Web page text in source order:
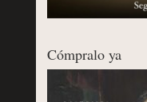
Cómpralo ya